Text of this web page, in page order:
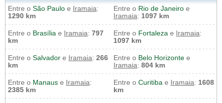
Entre o São Paulo e Iramaia:
1290 km
Entre o Rio de Janeiro e
Iramaia: 1097 km
Entre o Brasília e Iramaia: 797
km
Entre o Fortaleza e Iramaia:
1097 km
Entre o Salvador e Iramaia: 266
km
Entre o Belo Horizonte e
Iramaia: 804 km
Entre o Manaus e Iramaia:
2385 km
Entre o Curitiba e Iramaia: 1608
km